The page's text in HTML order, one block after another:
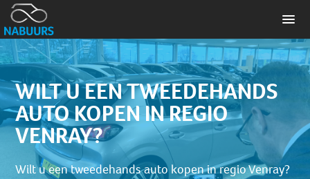
WILT U EEN TWEEDEHANDS
AUTO KOPEN IN REGIO
VENRAY?
Wilt u een tweedehands auto kopen in regio Venray?